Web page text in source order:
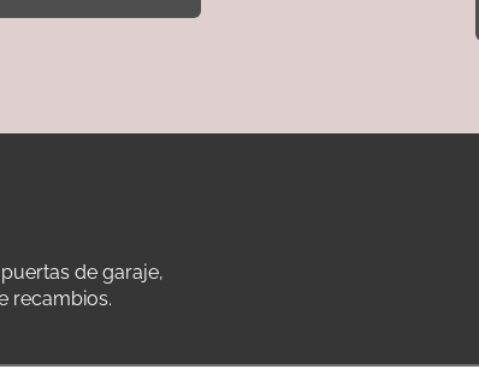
de garaje,
recambios.